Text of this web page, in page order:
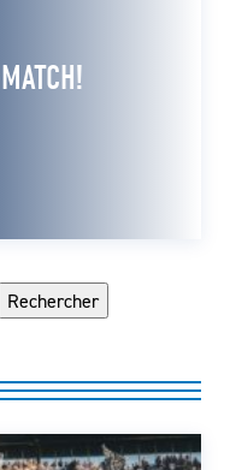
Rechercher